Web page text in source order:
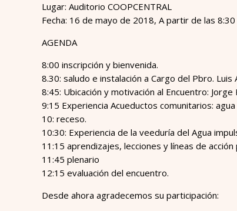
Lugar: Auditorio COOPCENTRAL
Fecha: 16 de mayo de 2018, A partir de las 8:30
AGENDA
8:00 inscripción y bienvenida.
8.30: saludo e instalación a Cargo del Pbro.
8:45: Ubicación y motivación al Encuentro:
9:15 Experiencia Acueductos comunitarios: agua
10: receso.
10:30: Experiencia de la veeduría del Agua
11:15 aprendizajes, lecciones y líneas de
11:45 plenario
12:15 evaluación del encuentro.
Desde ahora agradecemos su participación: